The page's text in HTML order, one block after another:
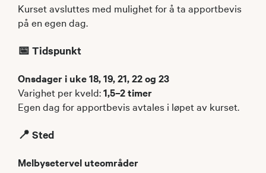
Kurset avsluttes med mulighet for å ta apportbevis
på en egen dag.
📅 Tidspunkt
Onsdager i uke 18, 19, 21, 22 og 23
Varighet per kveld:1,5–2 timer
Egen dag for apportbevis avtales i løpet av kurset.
📍 Sted
Melbysetervel uteområder